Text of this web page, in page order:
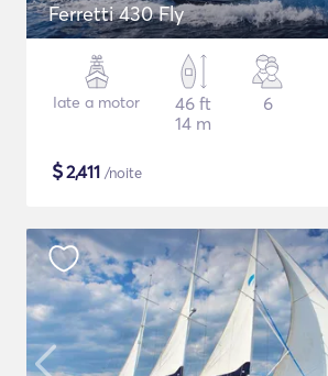
Ferretti 430 Fly
Iate a motor
46 ft
14 m
6
$2,411 /noite